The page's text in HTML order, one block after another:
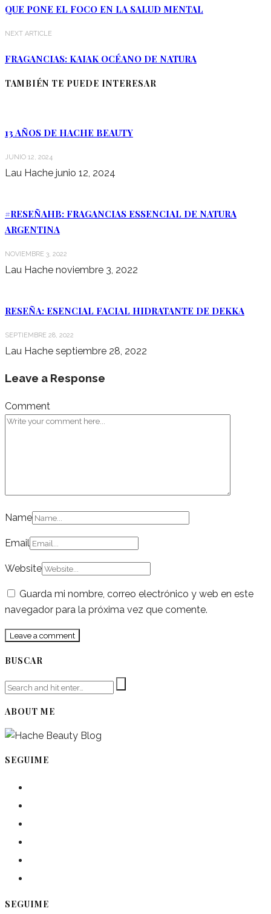
QUE PONE EL FOCO EN LA SALUD MENTAL
NEXT ARTICLE
FRAGANCIAS: KAIAK OCÉANO DE NATURA
TAMBIÉN TE PUEDE INTERESAR
13 AÑOS DE HACHE BEAUTY
JUNIO 12, 2024
Lau Hache junio 12, 2024
#RESEÑAHB: FRAGANCIAS ESSENCIAL DE NATURA
ARGENTINA
NOVIEMBRE 3, 2022
Lau Hache noviembre 3, 2022
RESEÑA: ESENCIAL FACIAL HIDRATANTE DE DEKKA
SEPTIEMBRE 28, 2022
Lau Hache septiembre 28, 2022
Leave a Response
Comment
Name
Email
Website
Guarda mi nombre, correo electrónico y web en este
navegador para la próxima vez que comente.
BUSCAR
ABOUT ME
SEGUIME
SEGUIME